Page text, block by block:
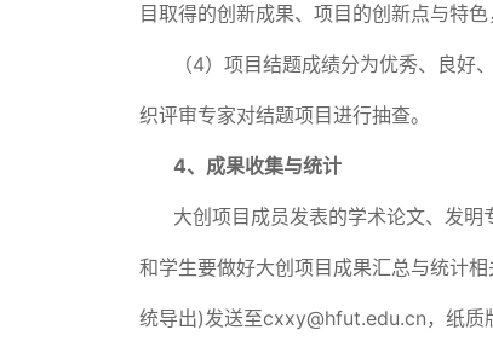
目取得的创新成果、项目的创新点与特
（4）项目结题成绩分为优秀、良
织评审专家对结题项目进行抽查。
4、成果收集与统计
大创项目成员发表的学术论文、发
和学生要做好大创项目成果汇总与统计
统导出)发送至cxxy@hfut.edu.cn，纸质